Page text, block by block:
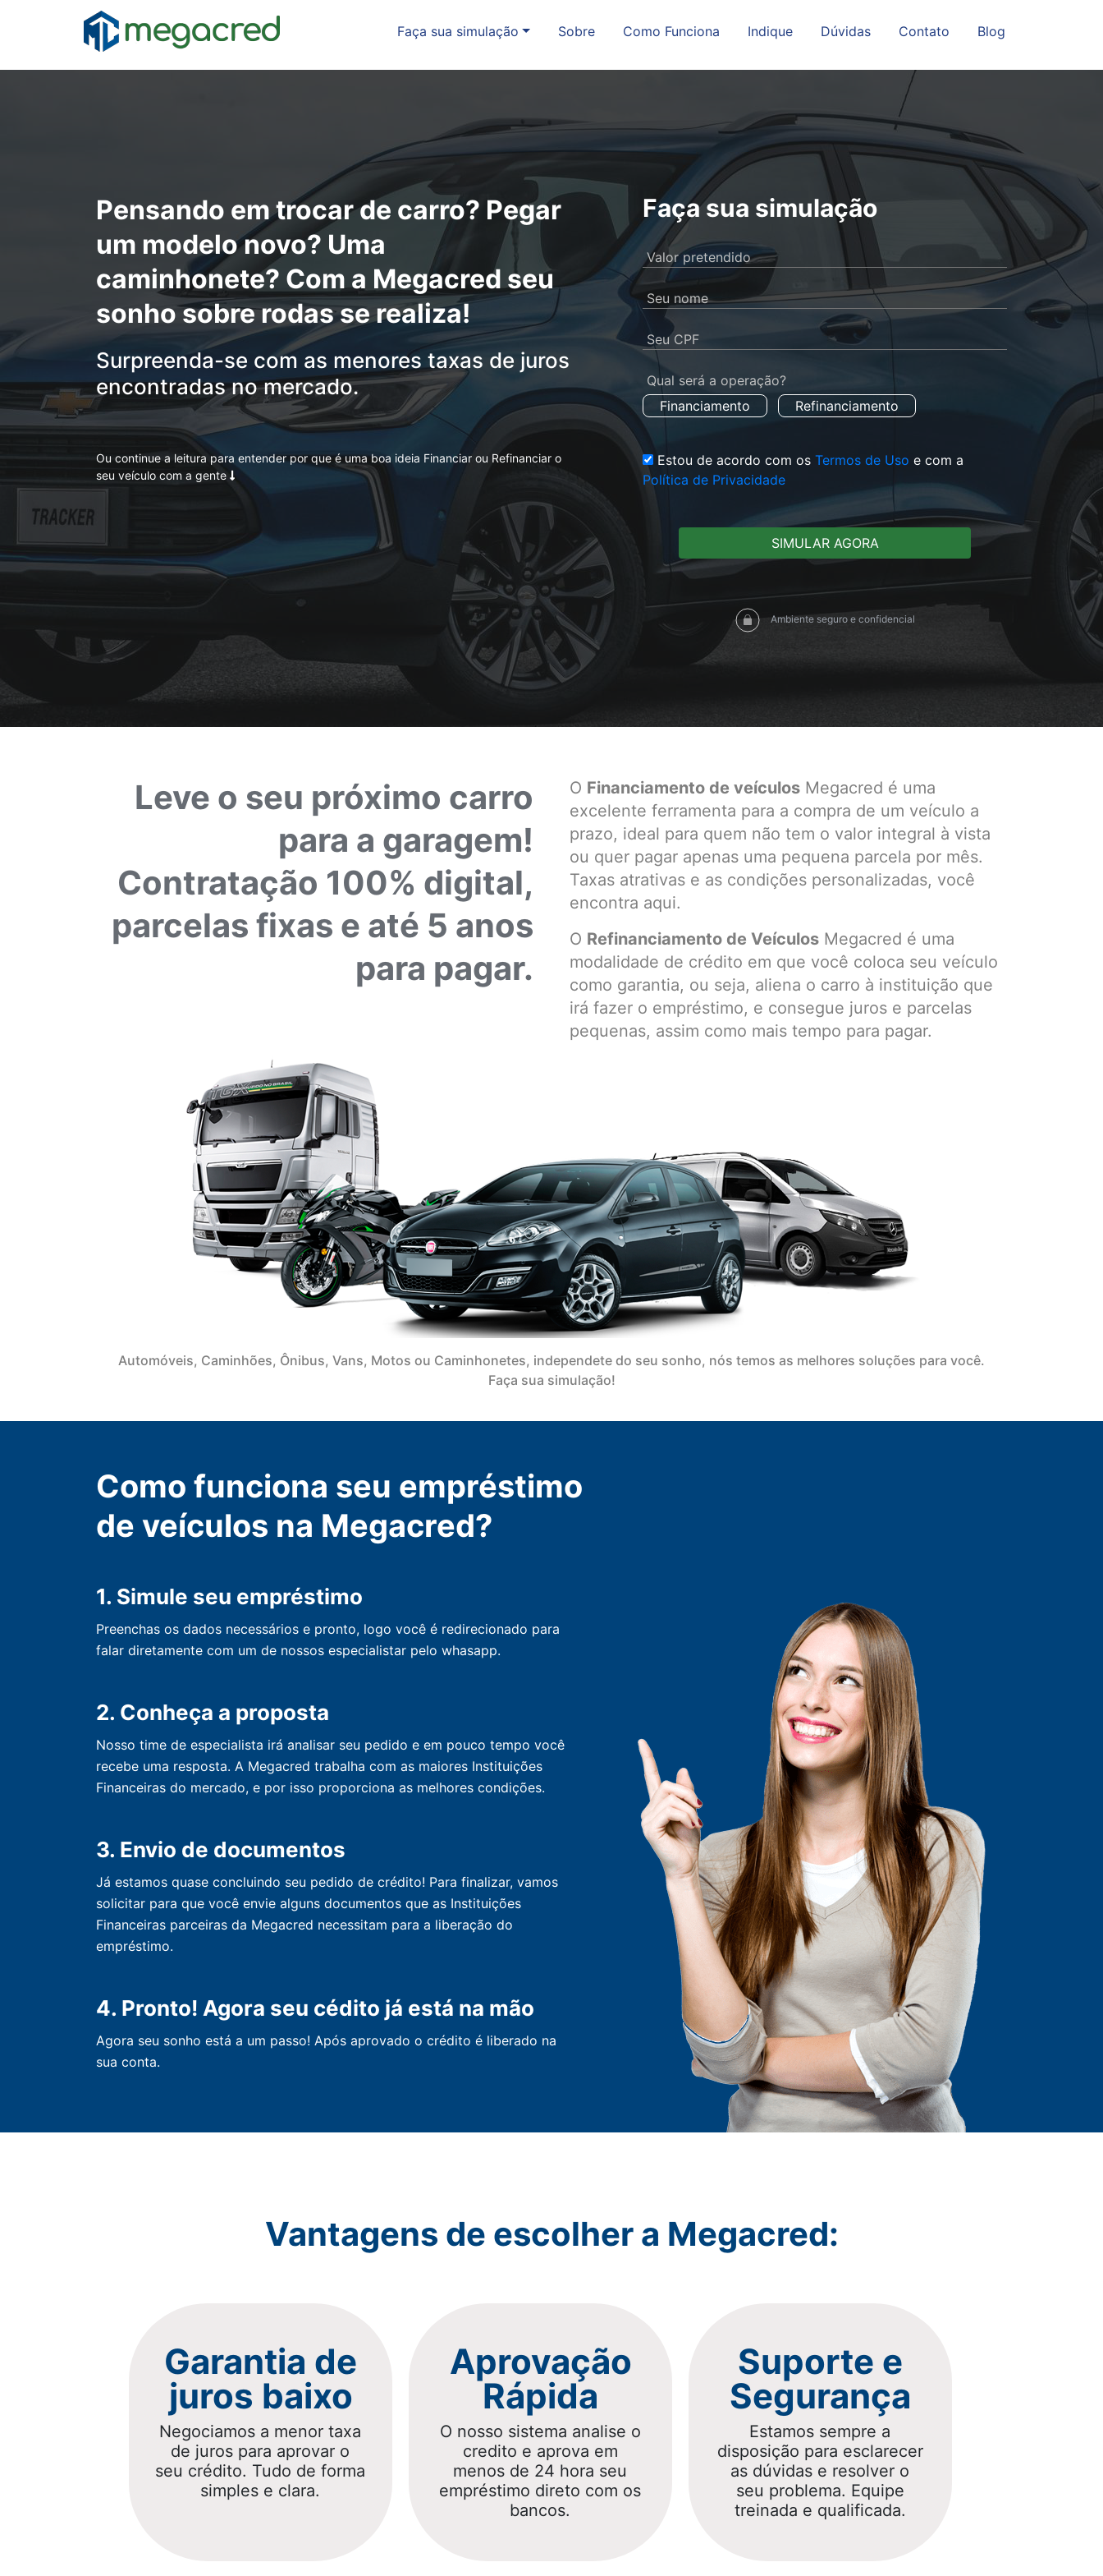
Faça sua simulação Sobre Como Funciona Indique Dúvidas Contato Blog
Pensando em trocar de carro? Pegar
um modelo novo? Uma
caminhonete? Com a Megacred seu
sonho sobre rodas se realiza!
Surpreenda-se com as menores taxas de juros
encontradas no mercado.
Ou continue a leitura para entender por que é uma boa ideia Financiar ou Refinanciar o
seu veículo com a gente
Faça sua simulação
Valor pretendido
Seu nome
Seu CPF
Qual será a operação?
Financiamento
Refinanciamento
Estou de acordo com os Termos de Uso e com a
Política de Privacidade
SIMULAR AGORA
Ambiente seguro e confidencial
Leve o seu próximo carro
para a garagem!
Contratação 100% digital,
parcelas fixas e até 5 anos
para pagar.
O Financiamento de veículos Megacred é uma
excelente ferramenta para a compra de um veículo a
prazo, ideal para quem não tem o valor integral à vista
ou quer pagar apenas uma pequena parcela por mês.
Taxas atrativas e as condições personalizadas, você
encontra aqui.
O Refinanciamento de Veículos Megacred é uma
modalidade de crédito em que você coloca seu veículo
como garantia, ou seja, aliena o carro à instituição que
irá fazer o empréstimo, e consegue juros e parcelas
pequenas, assim como mais tempo para pagar.
Automóveis, Caminhões, Ônibus, Vans, Motos ou Caminhonetes, independete do seu sonho, nós temos as melhores soluções para você.
Faça sua simulação!
Como funciona seu empréstimo
de veículos na Megacred?
1. Simule seu empréstimo
Preenchas os dados necessários e pronto, logo você é redirecionado para
falar diretamente com um de nossos especialistar pelo whasapp.
2. Conheça a proposta
Nosso time de especialista irá analisar seu pedido e em pouco tempo você
recebe uma resposta. A Megacred trabalha com as maiores Instituições
Financeiras do mercado, e por isso proporciona as melhores condições.
3. Envio de documentos
Já estamos quase concluindo seu pedido de crédito! Para finalizar, vamos
solicitar para que você envie alguns documentos que as Instituições
Financeiras parceiras da Megacred necessitam para a liberação do
empréstimo.
4. Pronto! Agora seu cédito já está na mão
Agora seu sonho está a um passo! Após aprovado o crédito é liberado na
sua conta.
Vantagens de escolher a Megacred:
Garantia de
juros baixo
Negociamos a menor taxa
de juros para aprovar o
seu crédito. Tudo de forma
simples e clara.
Aprovação
Rápida
O nosso sistema analise o
credito e aprova em
menos de 24 hora seu
empréstimo direto com os
bancos.
Suporte e
Segurança
Estamos sempre a
disposição para esclarecer
as dúvidas e resolver o
seu problema. Equipe
treinada e qualificada.